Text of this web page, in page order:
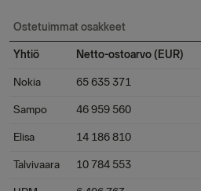
Ostetuimmat osakkeet
Yhtiö Netto-ostoarvo (EUR)
Nokia 65 635 371
Sampo 46 959 560
Elisa 14 186 810
Talvivaara 10 784 553